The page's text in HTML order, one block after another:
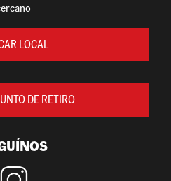
LOCAL
DE RETIRO